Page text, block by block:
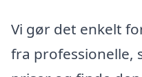
Vi gør det enkelt
fra professionelle,